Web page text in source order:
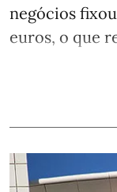
negócios
euros, o que